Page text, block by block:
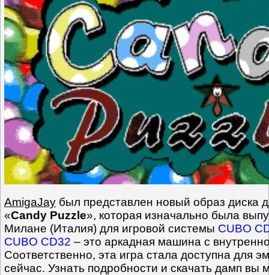
AmigaJay был представлен новый образ диска
«Candy Puzzle», которая изначально была
Милане (Италия) для игровой системы CUBO
CUBO CD32 – это аркадная машина с
Соответственно, эта игра стала доступна для
сейчас. Узнать подробности и скачать дамп вы